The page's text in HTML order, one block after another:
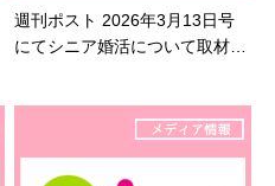
週刊ポスト 2026年3月13日号
にてシニア婚活について取材を